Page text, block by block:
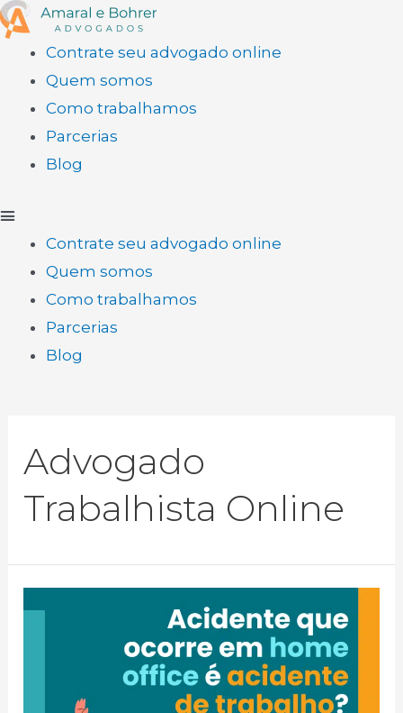
Contrate seu advogado online
Quem somos
Como trabalhamos
Parcerias
Blog
Contrate seu advogado online
Quem somos
Como trabalhamos
Parcerias
Blog
Advogado
Trabalhista Online